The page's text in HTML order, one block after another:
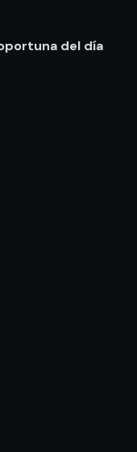
del día